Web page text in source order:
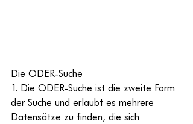
Die ODER-Suche
1. Die ODER-Suche ist die zweite Form
der Suche und erlaubt es mehrere
Datensätze zu finden, die sich